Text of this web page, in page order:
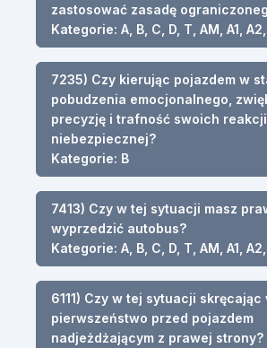
zastosować zasadę
Kategorie: A, B, C, D, T, AM, A1, A2,
7235) Czy kierując pojazdem w
pobudzenia emocjonalnego,
precyzję i trafność swoich
niebezpiecznej?
Kategorie: B
7413) Czy w tej sytuacji masz
wyprzedzić autobus?
Kategorie: A, B, C, D, T, AM, A1, A2,
6111) Czy w tej sytuacji skręcając
pierwszeństwo przed pojazdem
nadjeżdżającym z prawej strony?